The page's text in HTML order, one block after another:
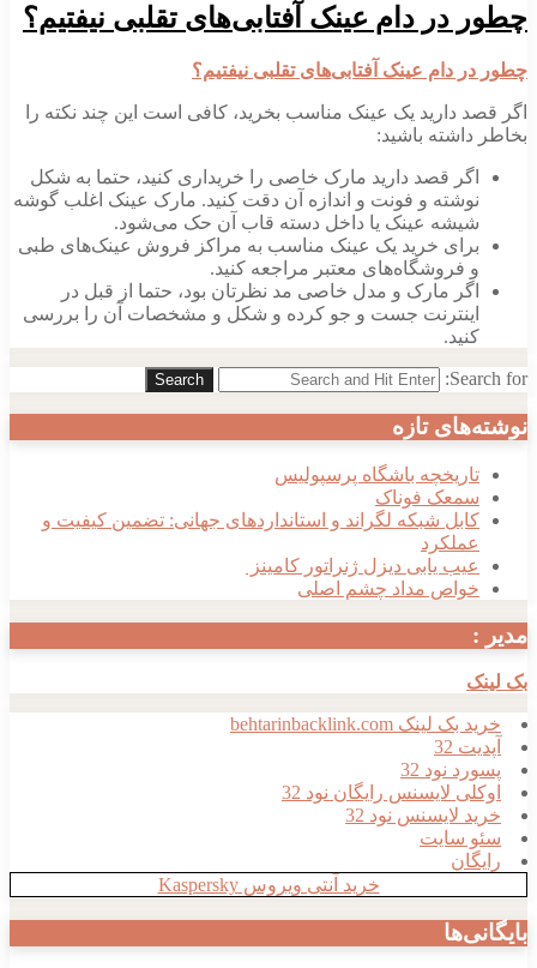
چطور در دام عینک‌ آفتابی‌های تقلبی نیفتیم؟
چطور در دام عینک‌ آفتابی‌های تقلبی نیفتیم؟
اگر قصد دارید یک عینک مناسب بخرید، کافی است این چند نکته را
بخاطر داشته باشید:
اگر قصد دارید مارک خاصی را خریداری کنید، حتما به شکل
نوشته و فونت و اندازه آن دقت کنید. مارک عینک اغلب گوشه
شیشه عینک یا داخل دسته‌ قاب آن حک می‌شود.
برای خرید یک عینک مناسب به مراکز فروش عینک‌های طبی
و فروشگاه‌های معتبر مراجعه کنید.
اگر مارک و مدل خاصی مد نظرتان بود، حتما از قبل در
اینترنت جست و جو کرده و شکل و مشخصات آن را بررسی
کنید.
Search for:
Search
نوشته‌های تازه
تاریخچه باشگاه پرسپولیس
سمعک فوناک
کابل شبکه لگراند و استانداردهای جهانی: تضمین کیفیت و
عملکرد
عیب یابی دیزل ژنراتور کامینز
خواص مداد چشم اصلی
مدیر :
بک لینک
خرید بک لینک behtarinbacklink.com
آپدیت 32
پسورد نود 32
اوکلی لایسنس رایگان نود 32
خرید لایسنس نود 32
سئو سایت
رایگان
خرید آنتی ویروس Kaspersky
بایگانی‌ها